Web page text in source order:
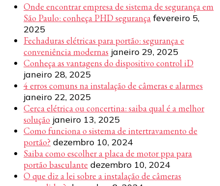
Onde encontrar empresa de sistema de segurança em
São Paulo: conheça PHD segurança fevereiro 5,
2025
Fechaduras elétricas para portão: segurança e
conveniência modernas janeiro 29, 2025
Conheça as vantagens do dispositivo control iD
janeiro 28, 2025
4 erros comuns na instalação de câmeras e alarmes
janeiro 22, 2025
Cerca elétrica ou concertina: saiba qual é a melhor
solução janeiro 13, 2025
Como funciona o sistema de intertravamento de
portão? dezembro 10, 2024
Saiba como escolher a placa de motor ppa para
portão basculante dezembro 10, 2024
O que diz a lei sobre a instalação de câmeras